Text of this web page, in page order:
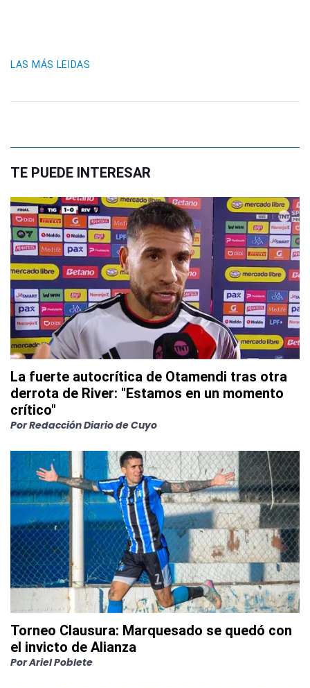
LAS MÁS LEIDAS
TE PUEDE INTERESAR
La fuerte autocrítica de Otamendi tras otra
derrota de River: "Estamos en un momento
crítico"
PorRedacción Diario de Cuyo
Torneo Clausura: Marquesado se quedó con
el invicto de Alianza
PorAriel Poblete